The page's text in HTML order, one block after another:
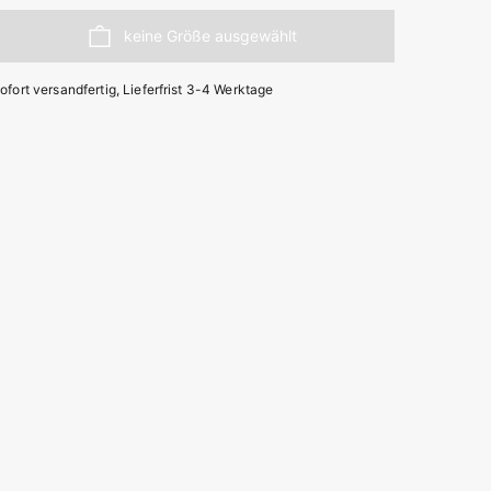
versandfertig, Lieferfrist 3-4 Werktage